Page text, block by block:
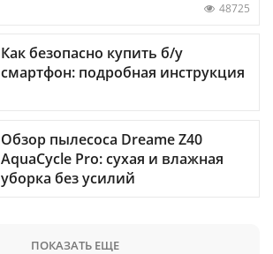
48725
Как безопасно купить б/у
смартфон: подробная инструкция
Обзор пылесоса Dreame Z40
AquaCycle Pro: сухая и влажная
уборка без усилий
ПОКАЗАТЬ ЕЩЕ